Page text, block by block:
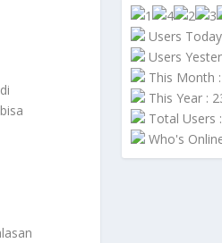
Users
Users
This Month
This Year :
Total Users
Who's